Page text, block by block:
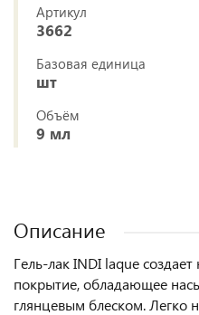
Артикул
3662
Базовая единица
шт
Объём
9 мл
Описание
Гель-лак INDI laque
покрытие, обладающее
глянцевым блеском. Легко